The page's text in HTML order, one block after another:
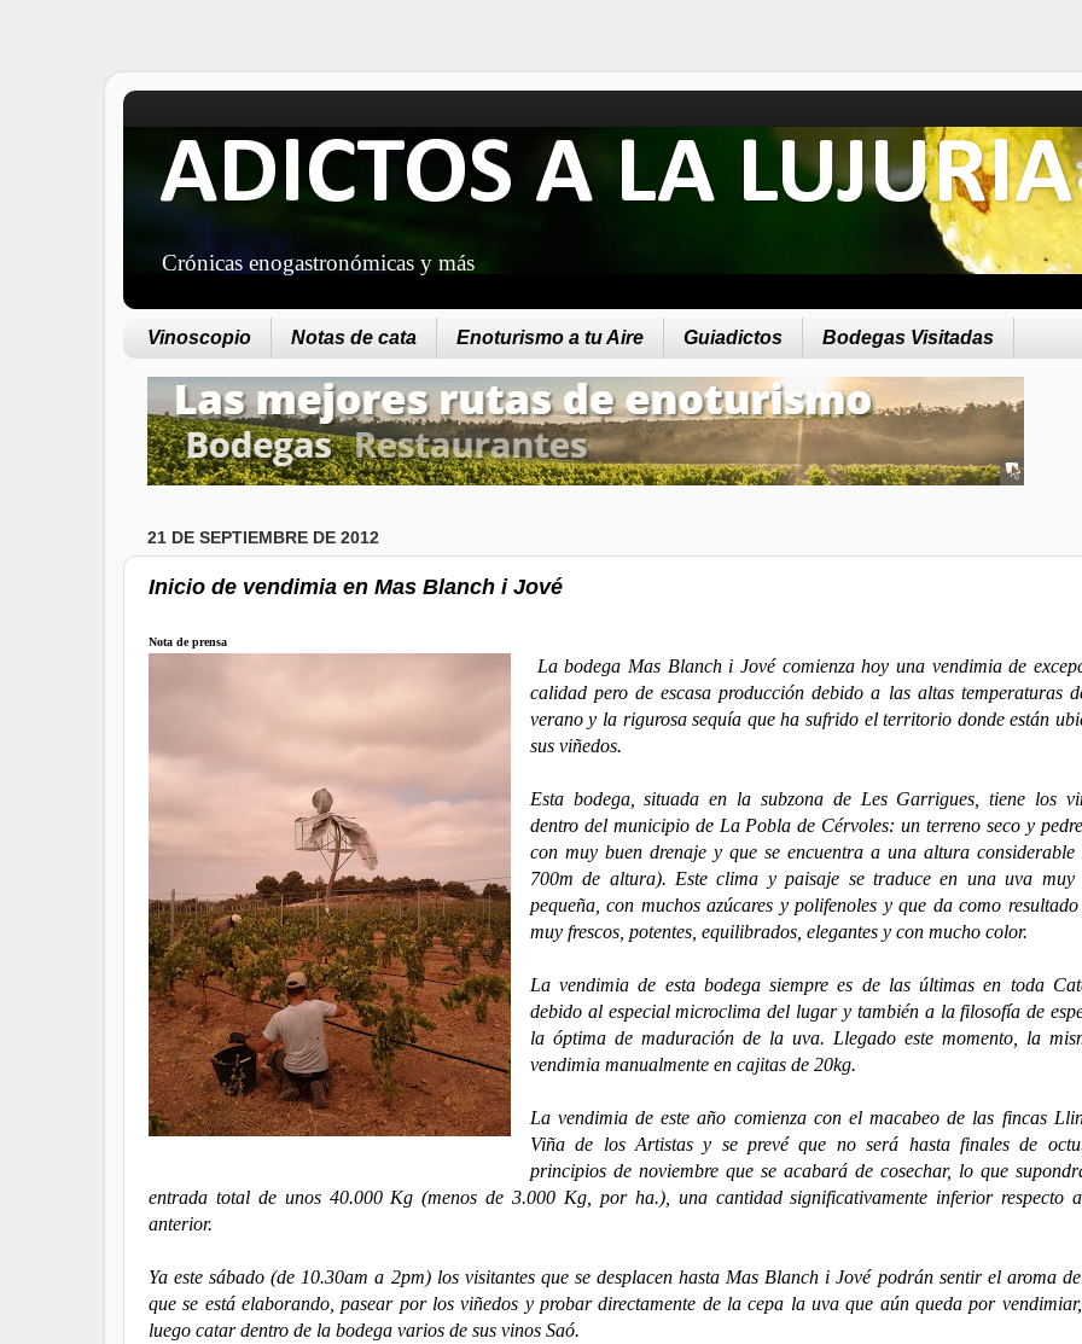
ADICTOS A LA LUJURIA
Crónicas enogastronómicas y más
Vinoscopio Notas de cata Enoturismo a tu Aire Guiadictos Bodegas Visitadas
21 DE SEPTIEMBRE DE 2012
Inicio de vendimia en Mas Blanch i Jové
Nota de prensa
La bodega Mas Blanch i Jové comienza hoy una vendimia de
calidad pero de escasa producción debido a las altas temperaturas
verano y la rigurosa sequía que ha sufrido el territorio donde están
sus viñedos.
Esta bodega, situada en la subzona de Les Garrigues, tiene los
dentro del municipio de La Pobla de Cérvoles: un terreno seco y
con muy buen drenaje y que se encuentra a una altura considerable
700m de altura). Este clima y paisaje se traduce en una uva muy
pequeña, con muchos azúcares y polifenoles y que da como
muy frescos, potentes, equilibrados, elegantes y con mucho color.
La vendimia de esta bodega siempre es de las últimas en toda
debido al especial microclima del lugar y también a la filosofía de
la óptima de maduración de la uva. Llegado este momento, la
vendimia manualmente en cajitas de 20kg.
La vendimia de este año comienza con el macabeo de las fincas
Viña de los Artistas y se prevé que no será hasta finales de
principios de noviembre que se acabará de cosechar, lo que
entrada total de unos 40.000 Kg (menos de 3.000 Kg, por ha.), una cantidad significativamente inferior respecto
anterior.
Ya este sábado (de 10.30am a 2pm) los visitantes que se desplacen hasta Mas Blanch i Jové podrán sentir el aroma
que se está elaborando, pasear por los viñedos y probar directamente de la cepa la uva que aún queda por
luego catar dentro de la bodega varios de sus vinos Saó.